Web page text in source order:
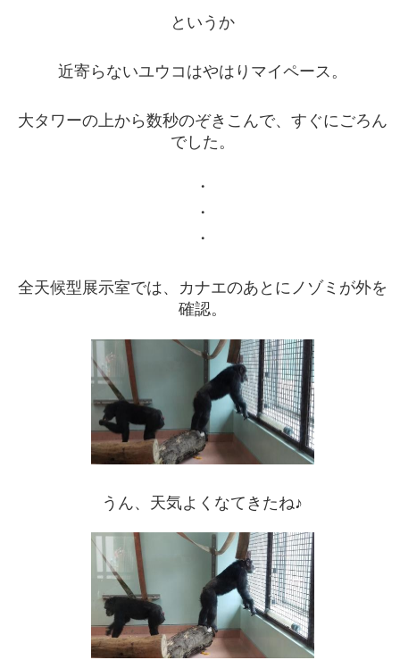
というか
近寄らないユウコはやはりマイペース。
大タワーの上から数秒のぞきこんで、すぐにごろん
でした。
・
・
・
全天候型展示室では、カナエのあとにノゾミが外を
確認。
うん、天気よくなてきたね♪